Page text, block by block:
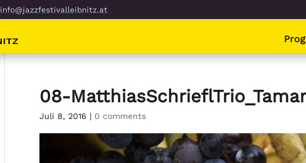
info@jazzfestivalleibnitz.at
08-
Juli 8, 2016 | 0 comments